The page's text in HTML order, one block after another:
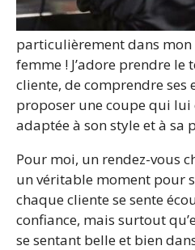
particulièrement dans mon
femme ! J’adore prendre le
cliente, de comprendre ses
proposer une coupe qui
adaptée à son style et à sa
Pour moi, un rendez-vous
un véritable moment pour
chaque cliente se sente
confiance, mais surtout
se sentant belle et bien